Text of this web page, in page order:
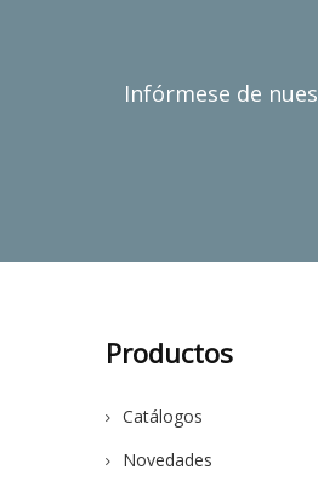
Infórmese de
Productos
Catálogos
Novedades